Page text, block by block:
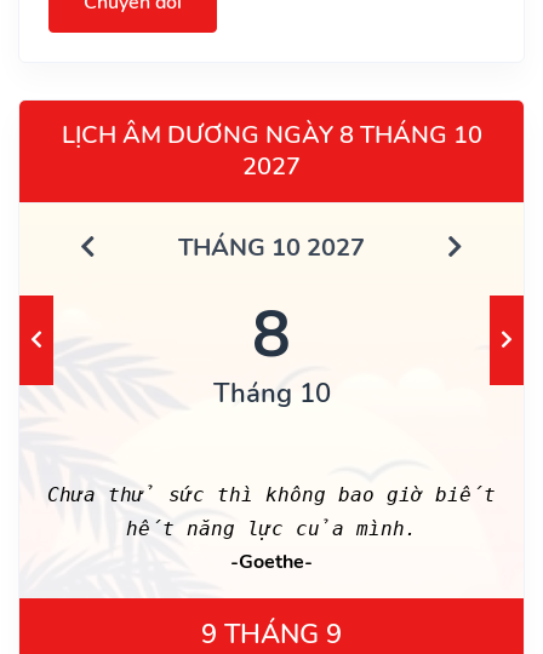
LỊCH ÂM DƯƠNG NGÀY 8 THÁNG 10
2027
THÁNG 10 2027
8
Tháng 10
Chưa thử sức thì không bao giờ biết
hết năng lực của mình.
-Goethe-
9 THÁNG 9